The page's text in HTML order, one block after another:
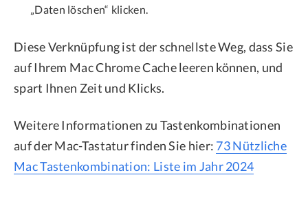
„Daten löschen“ klicken.
Diese Verknüpfung ist der schnellste Weg, dass Sie
auf Ihrem Mac Chrome Cache leeren können, und
spart Ihnen Zeit und Klicks.
Weitere Informationen zu Tastenkombinationen
auf der Mac-Tastatur finden Sie hier: 73 Nützliche
Mac Tastenkombination: Liste im Jahr 2024